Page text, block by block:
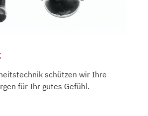
schützen wir Ihre
für Ihr gutes Gefühl.